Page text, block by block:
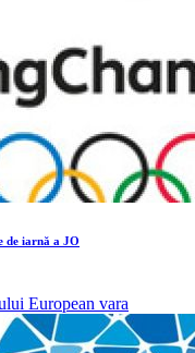
de iarnă a JO
European vara